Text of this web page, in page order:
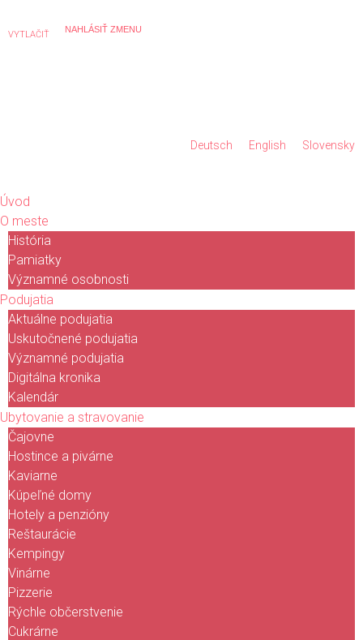
VYTLAČIŤ
Slovensky
English
Deutsch
Úvod
O meste
História
Pamiatky
Významné osobnosti
Podujatia
Aktuálne podujatia
Uskutočnené podujatia
Významné podujatia
Digitálna kronika
Kalendár
Ubytovanie a stravovanie
Čajovne
Hostince a pivárne
Kaviarne
Kúpeľné domy
Hotely a penzióny
Reštaurácie
Kempingy
Vinárne
Pizzerie
Rýchle občerstvenie
Cukrárne